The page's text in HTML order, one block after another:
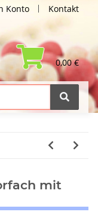
Konto Kontakt
0,00 €
mit